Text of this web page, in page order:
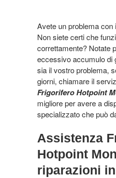
Avete un problema con
Non siete certi che
correttamente? Notate
eccessivo accumulo di
sia il vostro problema,
giorni, chiamare il
Frigorifero Hotpoint
migliore per avere a
specializzato che può
Assistenza
Hotpoint
riparazioni